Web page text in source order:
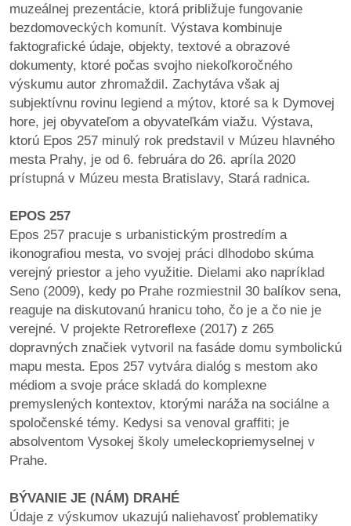
muzeálnej prezentácie, ktorá približuje fungovanie
bezdomoveckých komunít. Výstava kombinuje
faktografické údaje, objekty, textové a obrazové
dokumenty, ktoré počas svojho niekoľkoročného
výskumu autor zhromaždil. Zachytáva však aj
subjektívnu rovinu legiend a mýtov, ktoré sa k Dymovej
hore, jej obyvateľom a obyvateľkám viažu. Výstava,
ktorú Epos 257 minulý rok predstavil v Múzeu hlavného
mesta Prahy, je od 6. februára do 26. apríla 2020
prístupná v Múzeu mesta Bratislavy, Stará radnica.
EPOS 257
Epos 257 pracuje s urbanistickým prostredím a
ikonografiou mesta, vo svojej práci dlhodobo skúma
verejný priestor a jeho využitie. Dielami ako napríklad
Seno (2009), kedy po Prahe rozmiestnil 30 balíkov sena,
reaguje na diskutovanú hranicu toho, čo je a čo nie je
verejné. V projekte Retroreflexe (2017) z 265
dopravných značiek vytvoril na fasáde domu symbolickú
mapu mesta. Epos 257 vytvára dialóg s mestom ako
médiom a svoje práce skladá do komplexne
premyslených kontextov, ktorými naráža na sociálne a
spoločenské témy. Kedysi sa venoval graffiti; je
absolventom Vysokej školy umeleckopriemyselnej v
Prahe.
BÝVANIE JE (NÁM) DRAHÉ
Údaje z výskumov ukazujú naliehavosť problematiky